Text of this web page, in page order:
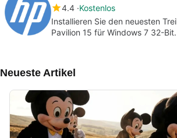
4.4 Kostenlos
Installieren Sie den neuesten
Pavilion 15 für Windows 7 32-Bit.
Neueste Artikel